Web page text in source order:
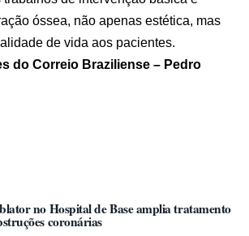
óssea, não apenas estética, mas
de vida aos pacientes.
do Correio Braziliense – Pedro
no Hospital de Base amplia tratamento
coronárias